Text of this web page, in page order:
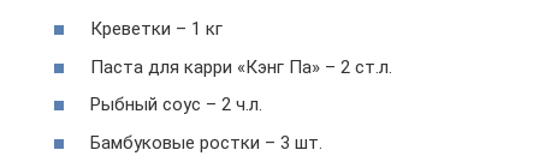
Креветки – 1 кг
Паста для карри «Кэнг Па» – 2 ст.л.
Рыбный соус – 2 ч.л.
Бамбуковые ростки – 3 шт.